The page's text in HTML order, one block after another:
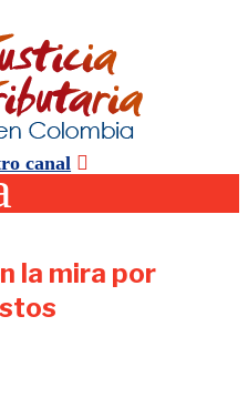
canal
la mira por